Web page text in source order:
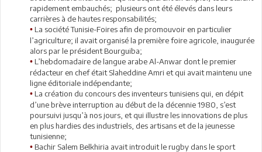
rapidement embauchés; plusieurs ont été élevés dans leurs
carrières à de hautes responsabilités;
• La société Tunisie-Foires afin de promouvoir en particulier
l’agriculture; il avait organisé la première foire agricole, inaugurée
alors par le président Bourguiba;
• L’hebdomadaire de langue arabe Al-Anwar dont le premier
rédacteur en chef était Slaheddine Amri et qui avait maintenu une
ligne éditoriale indépendante;
• La création du concours des inventeurs tunisiens qui, en dépit
d’une brève interruption au début de la décennie 1980, s’est
poursuivi jusqu’à nos jours, et qui illustre les innovations de plus
en plus hardies des industriels, des artisans et de la jeunesse
tunisienne;
• Bachir Salem Belkhiria avait introduit le rugby dans le sport